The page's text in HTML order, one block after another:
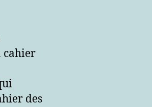
cahier
des